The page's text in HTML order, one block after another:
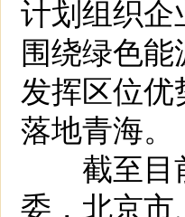
计划组织
围绕绿色
发挥区位
落地青海。
截至目前
委，北京